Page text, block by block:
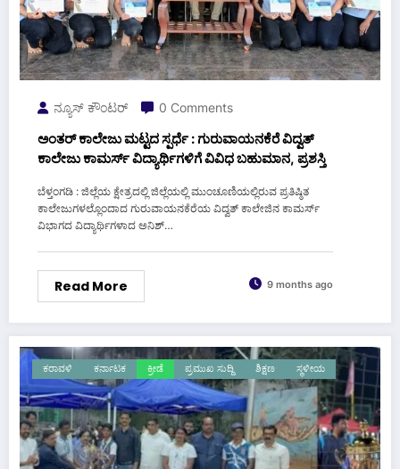
ನ್ಯೂಸ್ ಕೌಂಟರ್ 0 Comments
ಅಂತರ್ ಕಾಲೇಜು ಮಟ್ಟದ ಸ್ಪರ್ಧೆ : ಗುರುವಾಯನಕೆರೆ ವಿದ್ವತ್
ಕಾಲೇಜು ಕಾಮರ್ಸ್ ವಿದ್ಯಾರ್ಥಿಗಳಿಗೆ ವಿವಿಧ ಬಹುಮಾನ, ಪ್ರಶಸ್ತಿ
ಬೆಳ್ತಂಗಡಿ : ಜಿಲ್ಲೆಯ ಕ್ಷೇತ್ರದಲ್ಲಿ ಜಿಲ್ಲೆಯಲ್ಲಿ ಮುಂಚೂಣಿಯಲ್ಲಿರುವ ಪ್ರತಿಷ್ಠಿತ
ಕಾಲೇಜುಗಳಲ್ಲೊಂದಾದ ಗುರುವಾಯನಕೆರೆಯ ವಿದ್ವತ್ ಕಾಲೇಜಿನ ಕಾಮರ್ಸ್
ವಿಭಾಗದ ವಿದ್ಯಾರ್ಥಿಗಳಾದ ಅನಿಶ್…
Read More 9 months ago
ಕರಾವಳಿ ಕರ್ನಾಟಕ ಕ್ರೀಡೆ ಪ್ರಮುಖ ಸುದ್ದಿ ಶಿಕ್ಷಣ ಸ್ಥಳೀಯ